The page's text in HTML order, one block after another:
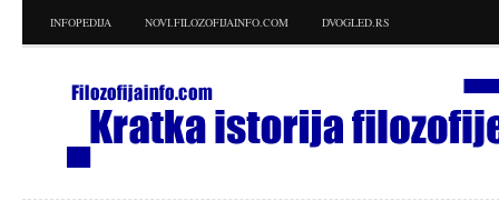
INFOPEDIJA NOVI.FILOZOFIJAINFO.COM DVOGLED.RS